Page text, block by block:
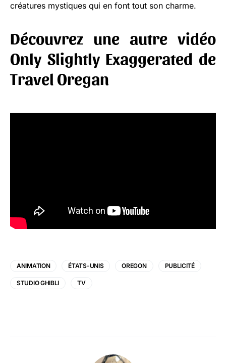
créatures mystiques qui en font tout son charme.
Découvrez une autre vidéo
Only Slightly Exaggerated de
Travel Oregan
ANIMATION ÉTATS-UNIS OREGON PUBLICITÉ
STUDIO GHIBLI TV